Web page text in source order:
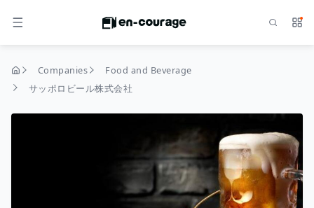
MENU Search
home Companies
Food and Beverage
サッポロビール株式会社